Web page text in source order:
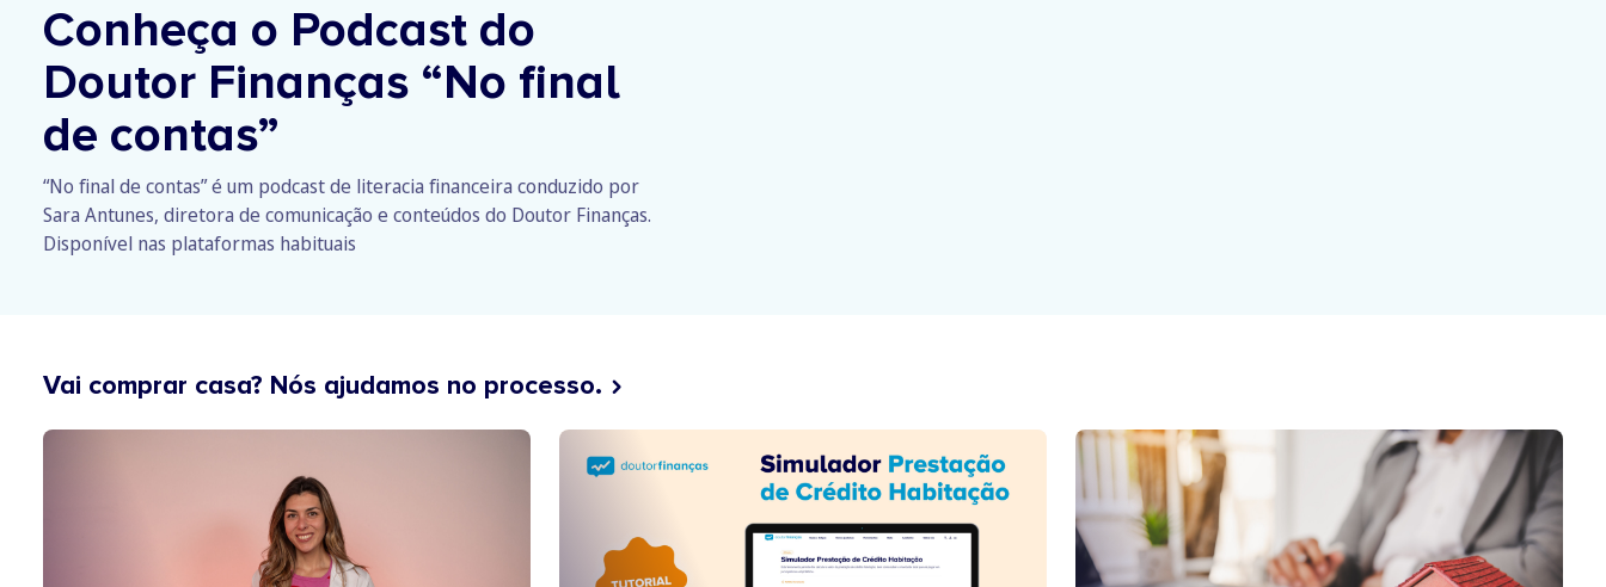
Conheça o Podcast do
Doutor Finanças “No final
de contas”
“No final de contas” é um podcast de literacia financeira conduzido por
Sara Antunes, diretora de comunicação e conteúdos do Doutor Finanças.
Disponível nas plataformas habituais
Vai comprar casa? Nós ajudamos no processo.